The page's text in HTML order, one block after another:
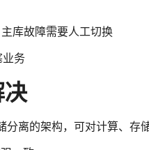
库故障需要人工切换
业务
分离的架构，可对计算、存